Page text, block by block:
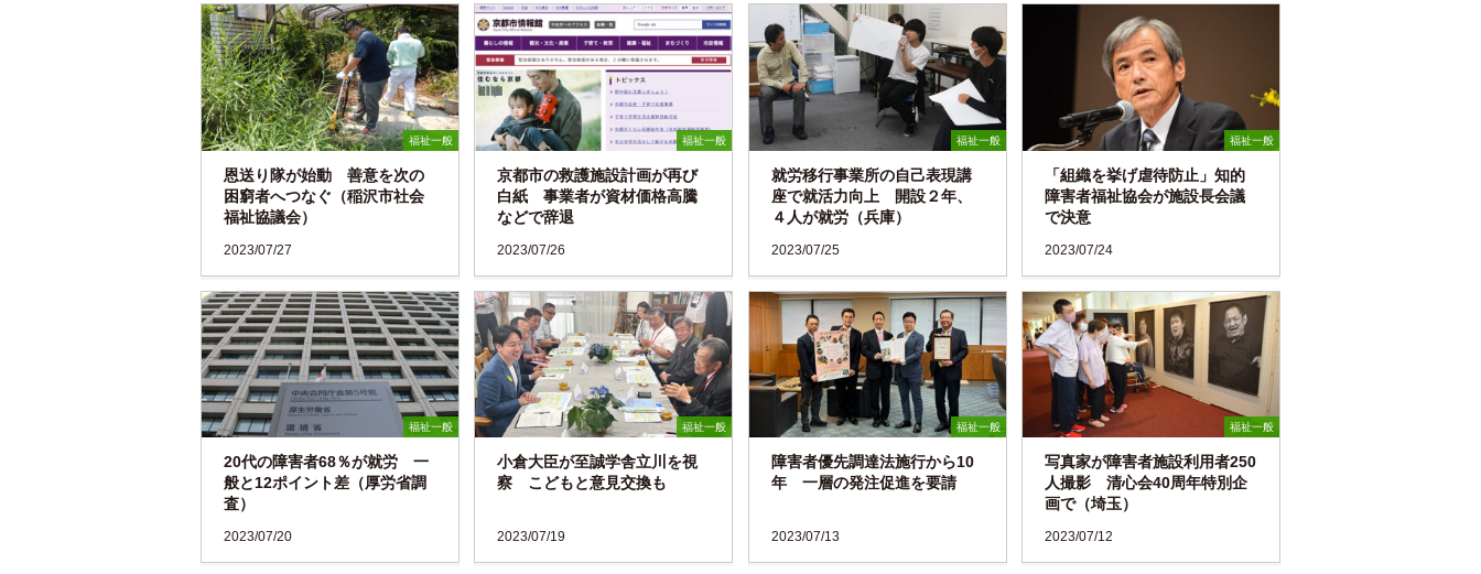
福祉一般
恩送り隊が始動 善意を次の
困窮者へつなぐ（稲沢市社会
福祉協議会）
2023/07/27
福祉一般
京都市の救護施設計画が再び
白紙 事業者が資材価格高騰
などで辞退
2023/07/26
福祉一般
就労移行事業所の自己表現講
座で就活力向上 開設２年、
４人が就労（兵庫）
2023/07/25
福祉一般
「組織を挙げ虐待防止」知的
障害者福祉協会が施設長会議
で決意
2023/07/24
福祉一般
20代の障害者68％が就労 一
般と12ポイント差（厚労省調
査）
2023/07/20
福祉一般
小倉大臣が至誠学舎立川を視
察 こどもと意見交換も
2023/07/19
福祉一般
障害者優先調達法施行から10
年 一層の発注促進を要請
2023/07/13
福祉一般
写真家が障害者施設利用者250
人撮影 清心会40周年特別企
画で（埼玉）
2023/07/12